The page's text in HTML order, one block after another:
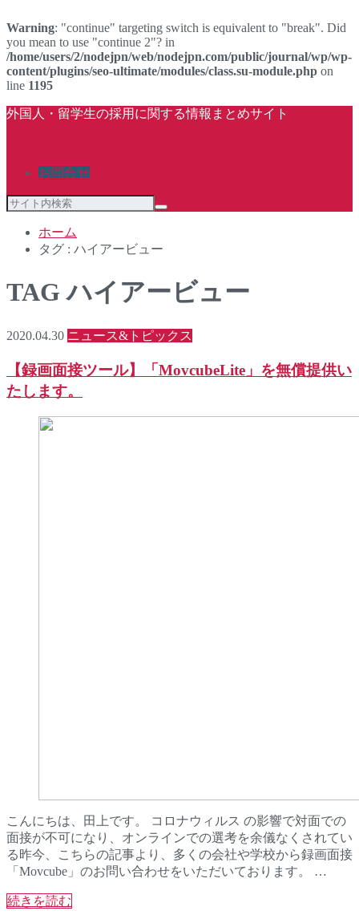
Warning: "continue" targeting switch is equivalent to "break". Did
you mean to use "continue 2"? in
/home/users/2/nodejpn/web/nodejpn.com/public/journal/wp/wp-
content/plugins/seo-ultimate/modules/class.su-module.php on
line 1195
外国人・留学生の採用に関する情報まとめサイト
お問合せ
ホーム
タグ : ハイアービュー
TAG ハイアービュー
2020.04.30 ニュース&トピックス
【録画面接ツール】「MovcubeLite」を無償提供い
たします。
こんにちは、田上です。 コロナウィルス の影響で対面での
面接が不可になり、オンラインでの選考を余儀なくされてい
る昨今、こちらの記事より、多くの会社や学校から録画面接
「Movcube」のお問い合わせをいただいております。 …
続きを読む